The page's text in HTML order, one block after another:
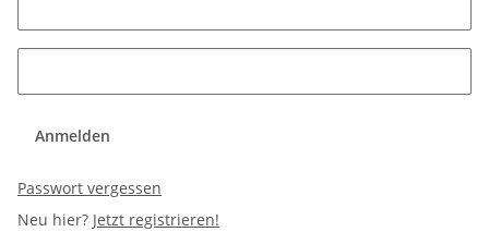
Anmelden
Passwort vergessen
Neu hier? Jetzt registrieren!